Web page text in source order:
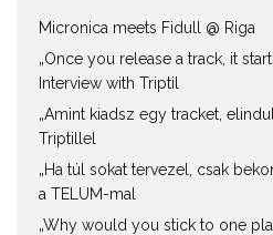
Micronica meets Fidull @ Riga
„Once you release a track, it
Interview with Triptil
„Amint kiadsz egy tracket,
Triptillel
„Ha túl sokat tervezel, csak
a TELUM-mal
„Why would you stick to one